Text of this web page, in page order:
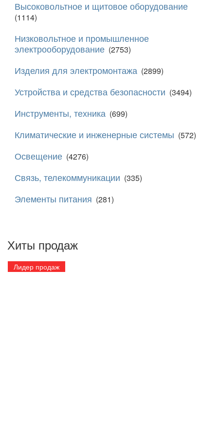
Высоковольтное и щитовое оборудование
(1114)
Низковольтное и промышленное
электрооборудование (2753)
Изделия для электромонтажа (2899)
Устройства и средства безопасности (3494)
Инструменты, техника (699)
Климатические и инженерные системы (572)
Освещение (4276)
Связь, телекоммуникации (335)
Элементы питания (281)
Хиты продаж
Лидер продаж